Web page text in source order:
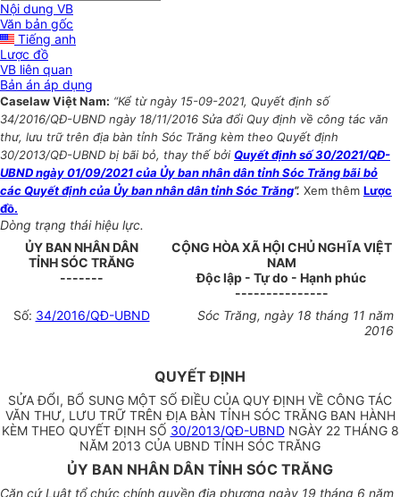
Nội dung VB
Văn bản gốc
Tiếng anh
Lược đồ
VB liên quan
Bản án áp dụng
Caselaw Việt Nam: “Kể từ ngày 15-09-2021, Quyết định số
34/2016/QĐ-UBND ngày 18/11/2016 Sửa đổi Quy định về công tác văn
thư, lưu trữ trên địa bàn tỉnh Sóc Trăng kèm theo Quyết định
30/2013/QĐ-UBND bị bãi bỏ, thay thế bởi Quyết định số 30/2021/QĐ-
UBND ngày 01/09/2021 của Ủy ban nhân dân tỉnh Sóc Trăng bãi bỏ
các Quyết định của Ủy ban nhân dân tỉnh Sóc Trăng”. Xem thêm Lược
đồ.
Dòng trạng thái hiệu lực.
ỦY BAN NHÂN DÂN
TỈNHSÓC TRĂNG
-------
CỘNG HÒA XÃ HỘI CHỦ NGHĨA VIỆT
NAM
Độc lập - Tự do - Hạnh phúc
---------------
Số: 34/2016/QĐ-UBND Sóc Trăng, ngày 18 tháng 11 năm
2016
QUYẾT ĐỊNH
SỬA ĐỔI, BỔ SUNG MỘT SỐ ĐIỀU CỦA QUY ĐỊNH VỀ CÔNG TÁC
VĂN THƯ, LƯU TRỮ TRÊN ĐỊA BÀN TỈNH SÓC TRĂNG BAN HÀNH
KÈM THEO QUYẾT ĐỊNH SỐ 30/2013/QĐ-UBNDNGÀY 22 THÁNG 8
NĂM 2013 CỦA UBND TỈNH SÓC TRĂNG
ỦY BAN NHÂN DÂN TỈNH SÓC TRĂNG
Căn cứ Luật tổ chức chính quyền địa phương ngày 19 tháng 6 năm